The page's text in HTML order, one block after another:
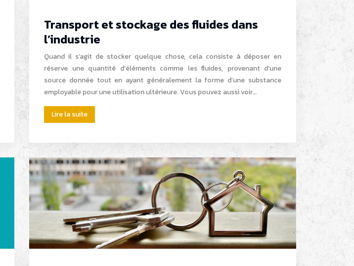
Transport et stockage des fluides dans
l’industrie
Quand il s’agit de stocker quelque chose, cela consiste à déposer en
réserve une quantité d’éléments comme les fluides, provenant d’une
source donnée tout en ayant généralement la forme d’une substance
employable pour une utilisation ultérieure. Vous pouvez aussi voir…
Lire la suite